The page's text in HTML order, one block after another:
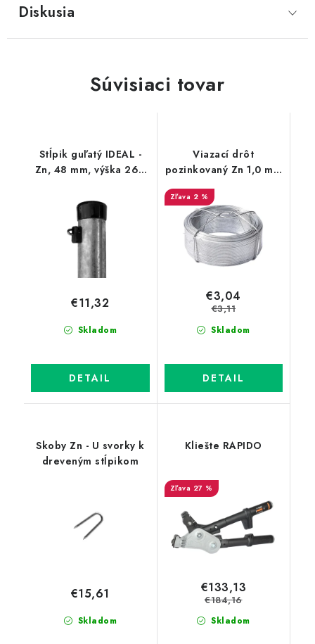
Diskusia
Súvisiaci tovar
Stĺpik guľatý IDEAL -
Zn, 48 mm, výška 260
Skladom
€11,32
DETAIL
Viazací drôt
pozinkovaný Zn 1,0 mm
v drôtenom obale,
dĺžka 100 m
2 %
Skladom
€3,04
€3,11
DETAIL
Skoby Zn - U svorky k
dreveným stĺpikom
Skladom
€15,61
Kliešte RAPIDO
27 %
Skladom
€133,13
€184,16